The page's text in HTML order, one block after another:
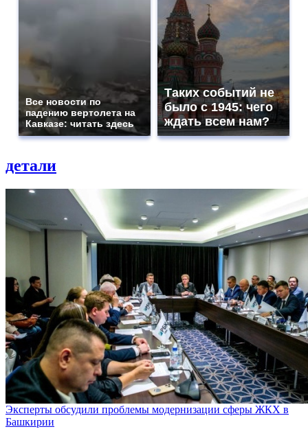
Все новости по
падению вертолета на
Кавказе: читать здесь
Таких событий не
было с 1945: чего
ждать всем нам?
детали
Эксперты обсудили проблемы модернизации сферы ЖКХ в
Башкирии